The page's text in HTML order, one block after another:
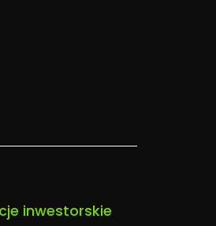
inwestorskie